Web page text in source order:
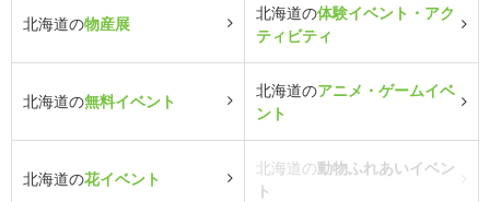
北海道の物産展
北海道の体験イベント・アク
ティビティ
北海道の無料イベント
北海道のアニメ・ゲームイベ
ント
北海道の花イベント
北海道の動物ふれあいイベン
ト